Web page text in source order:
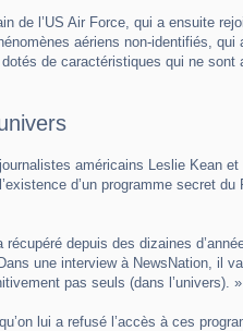
de l’US Air Force, qui a ensuite
aériens non-identifiés, qui
de caractéristiques qui ne sont
américains Leslie Kean
d’un programme secret
depuis des dizaines
une interview à NewsNation, il
pas seuls (dans l’univers). »
lui a refusé l’accès à ces